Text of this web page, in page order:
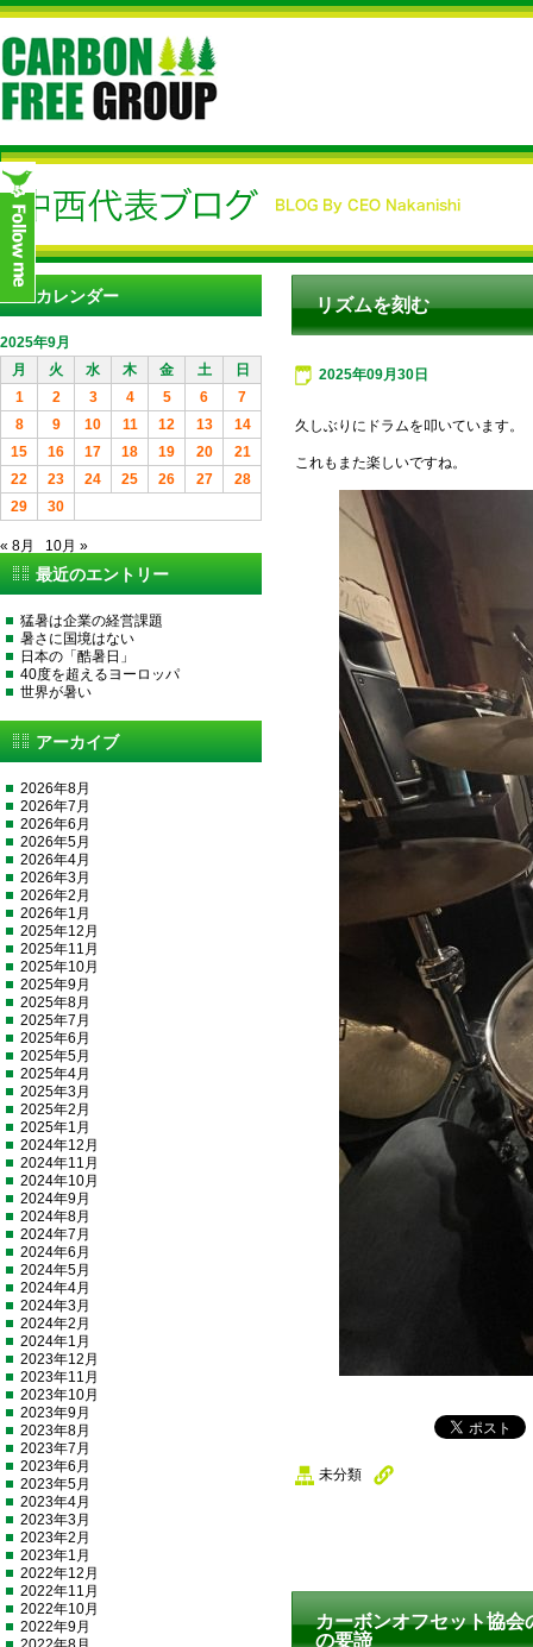
リズムを刻む
2025年09月30日
久しぶりにドラムを叩いています。
これもまた楽しいですね。
未分類
カーボンオフセット協
の要諦
カレンダー
2025年9月
月
火 水 木 金 土
日
1
2 3 4 5 6
7
8
9 10 11 12 13
14
15
16 17 18 19 20
21
22
23 24 25 26 27
28
29
30
« 8月 10月 »
最近のエントリー
猛暑は企業の経営課題
暑さに国境はない
日本の「酷暑日」
40度を超えるヨーロッパ
世界が暑い
アーカイブ
2026年8月
2026年7月
2026年6月
2026年5月
2026年4月
2026年3月
2026年2月
2026年1月
2025年12月
2025年11月
2025年10月
2025年9月
2025年8月
2025年7月
2025年6月
2025年5月
2025年4月
2025年3月
2025年2月
2025年1月
2024年12月
2024年11月
2024年10月
2024年9月
2024年8月
2024年7月
2024年6月
2024年5月
2024年4月
2024年3月
2024年2月
2024年1月
2023年12月
2023年11月
2023年10月
2023年9月
2023年8月
2023年7月
2023年6月
2023年5月
2023年4月
2023年3月
2023年2月
2023年1月
2022年12月
2022年11月
2022年10月
2022年9月